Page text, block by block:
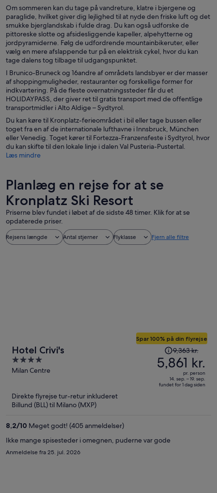
Om sommeren kan du tage på vandreture, klatre i bjergene og
paraglide, hvilket giver dig lejlighed til at nyde den friske luft og det
smukke bjerglandskab i fulde drag. Du kan også udforske de
pittoreske slotte og afsidesliggende kapeller, alpehytterne og
jordpyramiderne. Følg de udfordrende mountainbikeruter, eller
vælg en mere afslappende tur på en elektrisk cykel, hvor du kan
tage dalens tog tilbage til udgangspunktet.
I Brunico-Bruneck og 16andre af områdets landsbyer er der masser
af shoppingmuligheder, restauranter og forskellige former for
indkvartering. På de fleste overnatningssteder får du et
HOLIDAYPASS, der giver ret til gratis transport med de offentlige
transportmidler i Alto Aldige – Sydtyrol.
Du kan køre til Kronplatz-ferieområdet i bil eller tage bussen eller
toget fra en af de internationale lufthavne i Innsbruck, München
eller Venedig. Toget kører til Fortezza-Franzensfeste i Sydtyrol, hvor
du kan skifte til den lokale linje i dalen Val Pusteria-Pustertal.
Læs mindre
Planlæg en rejse for at se
Kronplatz Ski Resort
Priserne blev fundet i løbet af de sidste 48 timer. Klik for at se
opdaterede priser.
Rejsens længde Antal stjerner Flyklasse Fjern alle filtre
Hotel Crivi's
4
out
5
Milan Centre
Spar 100% på din flyrejse
Prisen
var
9,363 kr.,
prisen
er
9,363 kr.
5,861 kr.
pr. person
14. sep. – 19. sep.
fundet for 1 dag siden
Direkte flyrejse tur-retur inkluderet
Billund (BLL) til Milano (MXP)
8,2/10 Meget godt! (405 anmeldelser)
Ikke mange spisesteder i omegnen, puderne var gode
Anmeldelse fra 25. jul. 2026